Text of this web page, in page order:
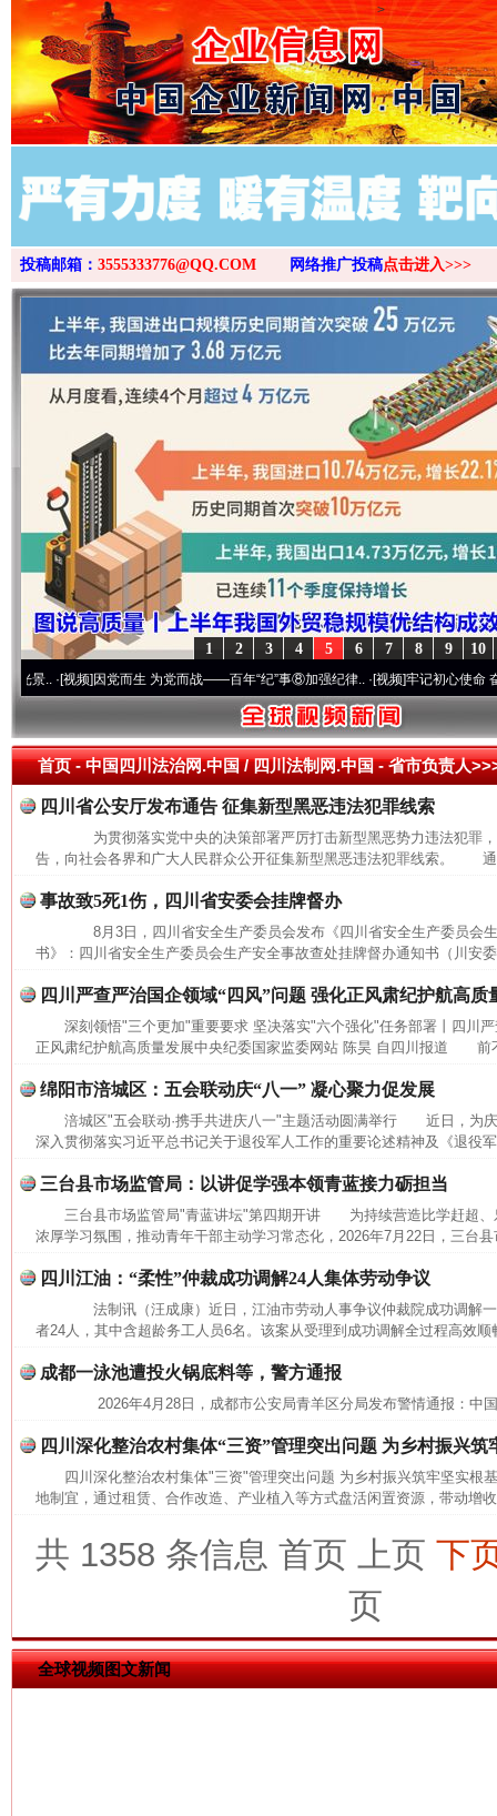
>
投稿邮箱： 3555333776@QQ.COM 网络推广投稿点击进入>>>
10
9
8
7
6
5
4
3
2
1
·[视频]因党而生 为党而战——百年“纪”事⑧加强纪律..·[视频]牢记初心使命 奋进复
首页- 中国四川法治网.中国 / 四川法制网.中国 -省市负责人
四川省公安厅发布通告 征集新型黑恶违法犯罪线索
为贯彻落实党中央的决策部署严厉打击新型黑恶势力违法犯罪
告，向社会各界和广大人民群众公开征集新型黑恶违法犯罪线索。
事故致5死1伤，四川省安委会挂牌督办
8月3日，四川省安全生产委员会发布《四川省安全生产委员会
书》：四川省安全生产委员会生产安全事故查处挂牌督办通知书（川安
四川严查严治国企领域“四风”问题 强化正风肃纪护航高质
深刻领悟"三个更加"重要要求 坚决落实"六个强化"任务部署丨四川
正风肃纪护航高质量发展中央纪委国家监委网站 陈昊 自四川报道 前
绵阳市涪城区：五会联动庆“八一” 凝心聚力促发展
涪城区"五会联动·携手共进庆八一"主题活动圆满举行 近日，为
深入贯彻落实习近平总书记关于退役军人工作的重要论述精神及《退役
三台县市场监管局：以讲促学强本领青蓝接力砺担当
三台县市场监管局"青蓝讲坛"第四期开讲 为持续营造比学赶超、
浓厚学习氛围，推动青年干部主动学习常态化，2026年7月22日，三台
四川江油：“柔性”仲裁成功调解24人集体劳动争议
法制讯（汪成康）近日，江油市劳动人事争议仲裁院成功调解
者24人，其中含超龄务工人员6名。该案从受理到成功调解全过程高效
成都一泳池遭投火锅底料等，警方通报
2026年4月28日，成都市公安局青羊区分局发布警情通报：中
四川深化整治农村集体“三资”管理突出问题 为乡村振兴筑
四川深化整治农村集体"三资"管理突出问题 为乡村振兴筑牢坚实
地制宜，通过租赁、合作改造、产业植入等方式盘活闲置资源，带动增
共 1358 条信息 首页 上页 下
页
全球视频图文新闻
这是一记警钟！
今